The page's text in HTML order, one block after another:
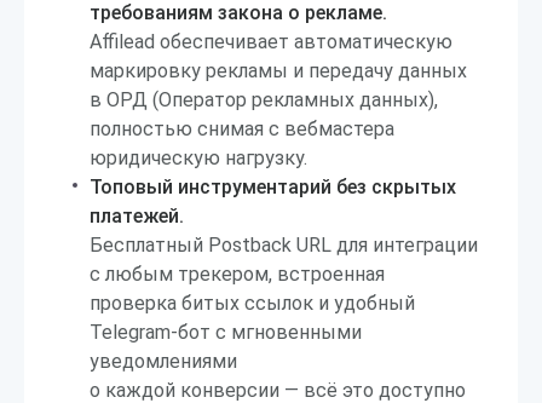
требованиям закона о рекламе.
Affilead обеспечивает автоматическую
маркировку рекламы и передачу данных
в ОРД (Оператор рекламных данных),
полностью снимая с вебмастера
юридическую нагрузку.
Топовый инструментарий без скрытых
платежей.
Бесплатный Postback URL для интеграции
с любым трекером, встроенная
проверка битых ссылок и удобный
Telegram-бот с мгновенными
уведомлениями
о каждой конверсии — всё это доступно